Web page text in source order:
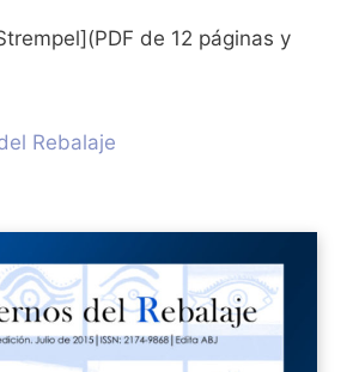
de 12 páginas y
Rebalaje